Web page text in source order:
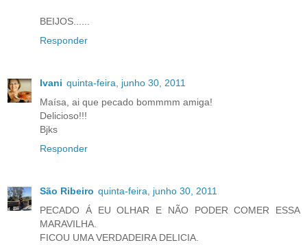
BEIJOS......
Responder
Ivani quinta-feira, junho 30, 2011
Maísa, ai que pecado bommmm amiga!
Delicioso!!!
Bjks
Responder
São Ribeiro quinta-feira, junho 30, 2011
PECADO Á EU OLHAR E NÃO PODER COMER ESSA
MARAVILHA.
FICOU UMA VERDADEIRA DELICIA.